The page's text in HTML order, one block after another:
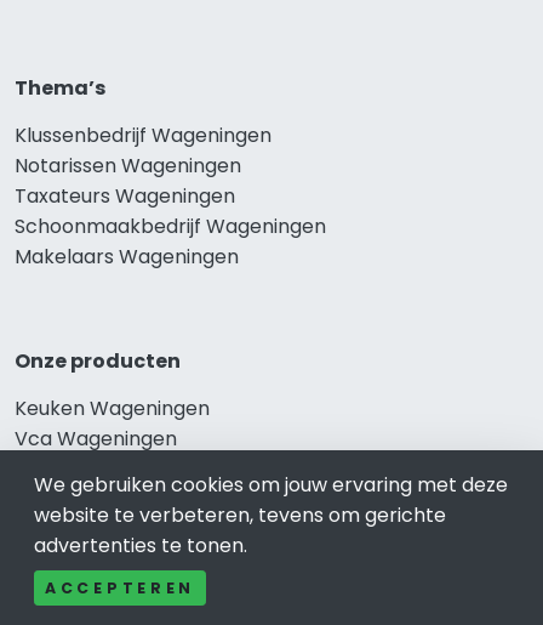
Thema’s
Klussenbedrijf Wageningen
Notarissen Wageningen
Taxateurs Wageningen
Schoonmaakbedrijf Wageningen
Makelaars Wageningen
Onze producten
Keuken Wageningen
Vca Wageningen
Website laten maken Wageningen
Sportschool Wageningen
We gebruiken cookies om jouw ervaring met deze
website te verbeteren, tevens om gerichte
advertenties te tonen.
ACCEPTEREN